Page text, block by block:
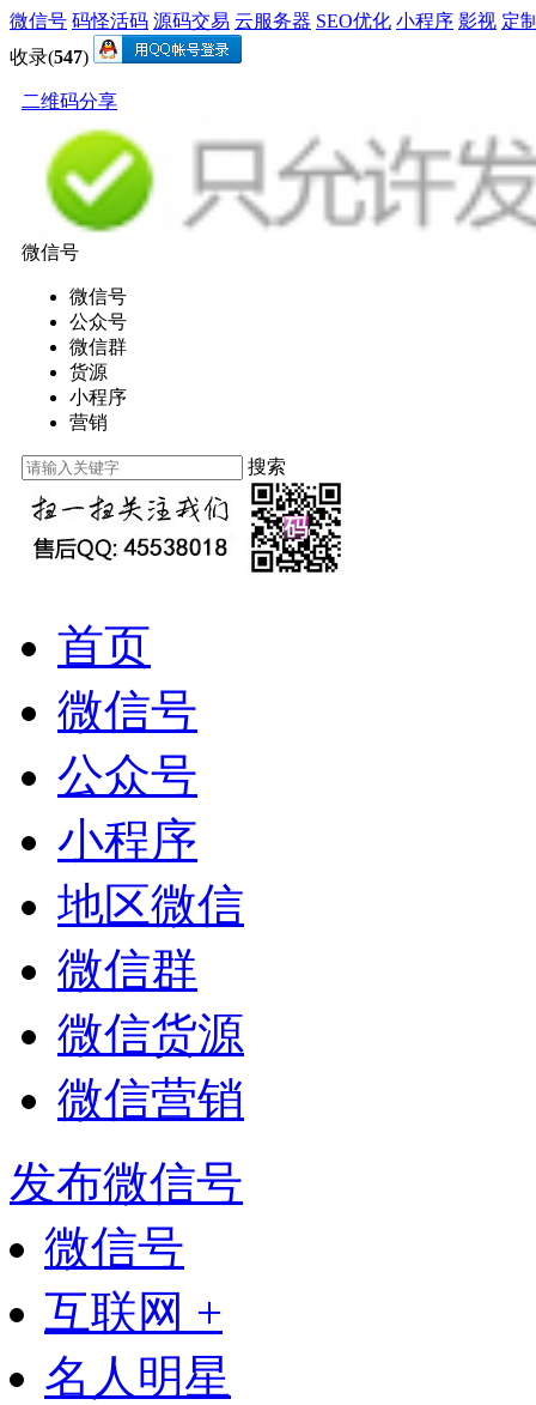
微信号 码怪活码 源码交易 云服务器 SEO优化 小程序 影视 定
收录(547)
二维码分享
微信号
微信号
公众号
微信群
货源
小程序
营销
搜索
首页
微信号
公众号
小程序
地区微信
微信群
微信货源
微信营销
发布微信号
微信号
互联网 +
名人明星